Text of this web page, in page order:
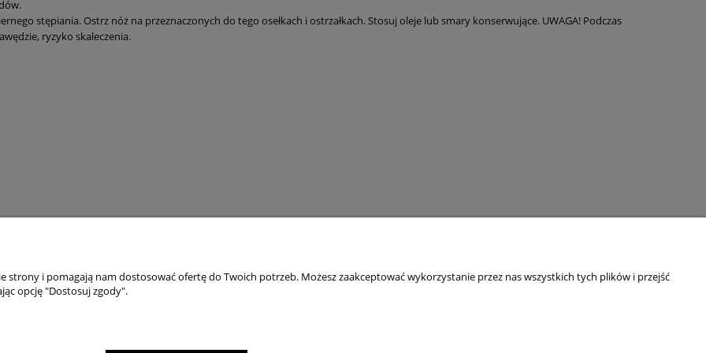
stępiania. Ostrz nóż na przeznaczonych do tego osełkach i ostrzałkach. Stosuj oleje lub smary konserwujące. UWAGA! Podczas
ryzyko skaleczenia.
strony i pomagają nam dostosować ofertę do Twoich potrzeb. Możesz zaakceptować wykorzystanie przez nas wszystkich tych plików i przejść
opcję "Dostosuj zgody".